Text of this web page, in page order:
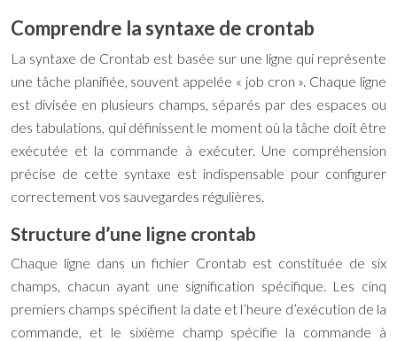
Comprendre la syntaxe de crontab
La syntaxe de Crontab est basée sur une ligne qui représente
une tâche planifiée, souvent appelée « job cron ». Chaque ligne
est divisée en plusieurs champs, séparés par des espaces ou
des tabulations, qui définissent le moment où la tâche doit être
exécutée et la commande à exécuter. Une compréhension
précise de cette syntaxe est indispensable pour configurer
correctement vos sauvegardes régulières.
Structure d’une ligne crontab
Chaque ligne dans un fichier Crontab est constituée de six
champs, chacun ayant une signification spécifique. Les cinq
premiers champs spécifient la date et l’heure d’exécution de la
commande, et le sixième champ spécifie la commande à